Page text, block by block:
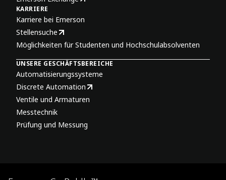
KARRIERE
Karriere bei Emerson
Stellensuche
Möglichkeiten für Studenten und Hochschulabsolventen
UNSERE GESCHÄFTSBEREICHE
Automatisierungssysteme
Discrete Automation
Ventile und Armaturen
Messtechnik
Prüfung und Messung